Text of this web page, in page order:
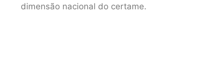
dimensão nacional do certame.